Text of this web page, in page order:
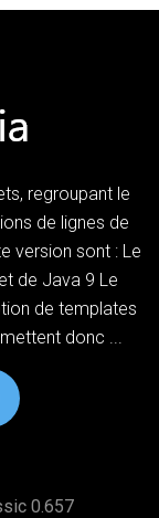
regroupant le
de lignes de
version sont : Le
de Java 9 Le
de templates
donc ...
0.657